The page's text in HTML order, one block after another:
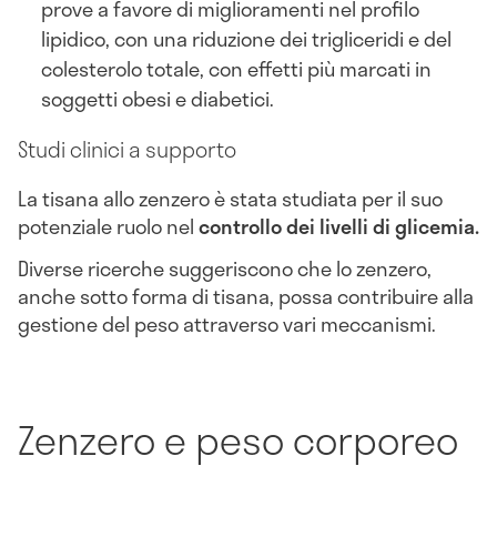
prove a favore di miglioramenti nel profilo
lipidico, con una riduzione dei trigliceridi e del
colesterolo totale, con effetti più marcati in
soggetti obesi e diabetici.
Studi clinici a supporto
La tisana allo zenzero è stata studiata per il suo
potenziale ruolo nelcontrollo dei livelli di glicemia.
Diverse ricerche suggeriscono che lo zenzero,
anche sotto forma di tisana, possa contribuire alla
gestione del peso attraverso vari meccanismi.
Zenzero e peso corporeo